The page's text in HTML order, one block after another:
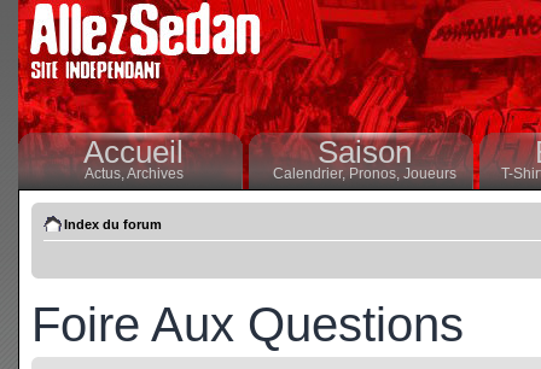
Accueil
Actus,Archives
Saison
Calendrier,Pronos, Joueurs T-
Index du forum
Foire Aux Questions